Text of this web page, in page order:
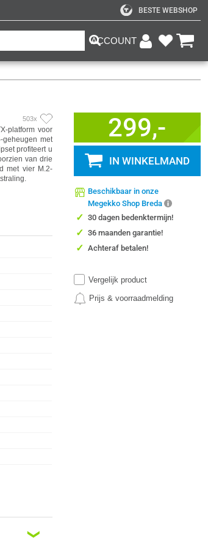
BESTE WEBSHOP
ACCOUNT
503x
platform voor
geheugen met
profiteert u
van drie
met vier M.2-
❮
299,-
IN WINKELMAND
Beschikbaar in onze
Megekko Shop Breda
✓ 30 dagen bedenktermijn!
✓ 36 maanden garantie!
✓ Achteraf betalen!
Vergelijk product
Prijs & voorraadmelding